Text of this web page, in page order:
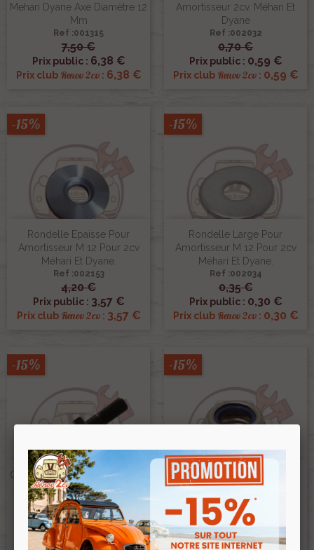
Mehari Dyane Axe Diamètre 12
Mm
Ref :001315
7,50 €
Prix public : 6,38 €
Prix club Renov 2cv: 6,38 €
Amortisseur 2cv, Méhari Et
Dyane
Ref :002032
0,70 €
Prix public : 0,59 €
Prix club Renov 2cv: 0,59 €
Rondelle Epaisse Pour
Amortisseur M 12 Pour 2cv
Méhari Et Dyane.
Ref :002153
4,20 €
Prix public : 3,57 €
Prix club Renov 2cv: 3,57 €
-15%
Rondelle Large Pour
Amortisseur M 12 Pour 2cv
Méhari Et Dyane.
Ref :002034
0,35 €
Prix public : 0,30 €
Prix club Renov 2cv: 0,30 €
-15%
Goujon Amortisseur Acadiane,
AK400, Mehari4x4, AmiSuper
14mm
Ref :003289
12,50 €
Prix public :10,63 €
-15%
Ecrou Frein M14 Goujon
Amortisseur Méhari 4x4
Acadiane Et AK
Ref :002033
0,70 €
Prix public :0,59 €
-15%